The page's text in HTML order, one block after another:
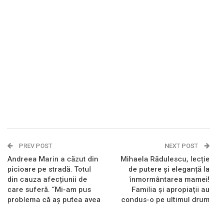
PREV POST
Andreea Marin a căzut din
picioare pe stradă. Totul
din cauza afecțiunii de
care suferă. “Mi-am pus
problema că aș putea avea
NEXT POST
Mihaela Rădulescu, lecție
de putere și eleganță la
înmormântarea mamei!
Familia și apropiații au
condus-o pe ultimul drum